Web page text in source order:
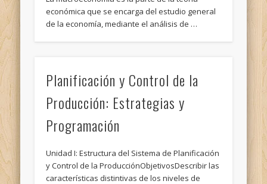
económica que se encarga del estudio general
de la economía, mediante el análisis de …
Planificación y Control de la
Producción: Estrategias y
Programación
Unidad I: Estructura del Sistema de Planificación
y Control de la ProducciónObjetivosDescribir las
características distintivas de los niveles de